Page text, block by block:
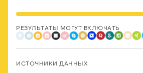
РЕЗУЛЬТАТЫ МОГУТ ВКЛЮЧАТЬ
ИСТОЧНИКИ ДАННЫХ